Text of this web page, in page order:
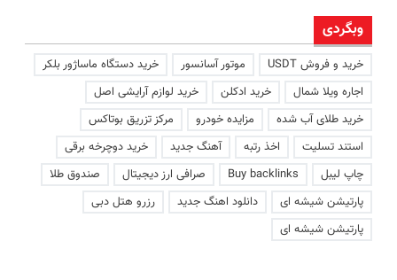
وبگردی
خرید و فروش USDT موتور آسانسور
خرید دستگاه ماساژور بلکر
اجاره ویلا شمال
خرید ادکلن
خرید لوازم آرایشی اصل
خرید طلای آب شده
مزایده خودرو
مرکز تزریق بوتاکس
استند تسلیت
اخذ رتبه آهنگ جدید
خرید دوچرخه برقی
چاپ لیبل
Buy backlinks صرافی ارز دیجیتال
صندوق طلا
پارتیشن شیشه ای
دانلود اهنگ جدید
رزرو هتل دبی
پارتیشن شیشه ای